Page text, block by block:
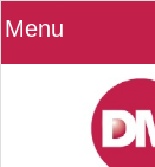
Menu